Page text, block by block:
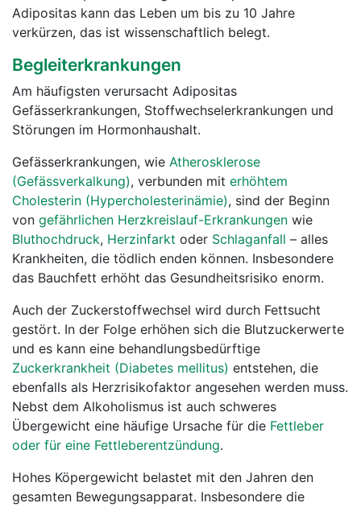
Adipositas kann das Leben um bis zu 10 Jahre
verkürzen, das ist wissenschaftlich belegt.
Begleiterkrankungen
Am häufigsten verursacht Adipositas
Gefässerkrankungen, Stoffwechselerkrankungen und
Störungen im Hormonhaushalt.
Gefässerkrankungen, wie Atherosklerose
(Gefässverkalkung), verbunden mit erhöhtem
Cholesterin (Hypercholesterinämie), sind der Beginn
von gefährlichen Herzkreislauf-Erkrankungen wie
Bluthochdruck, Herzinfarkt oder Schlaganfall – alles
Krankheiten, die tödlich enden können. Insbesondere
das Bauchfett erhöht das Gesundheitsrisiko enorm.
Auch der Zuckerstoffwechsel wird durch Fettsucht
gestört. In der Folge erhöhen sich die Blutzuckerwerte
und es kann eine behandlungsbedürftige
Zuckerkrankheit (Diabetes mellitus) entstehen, die
ebenfalls als Herzrisikofaktor angesehen werden muss.
Nebst dem Alkoholismus ist auch schweres
Übergewicht eine häufige Ursache für die Fettleber
oder für eine Fettleberentzündung.
Hohes Köpergewicht belastet mit den Jahren den
gesamten Bewegungsapparat. Insbesondere die